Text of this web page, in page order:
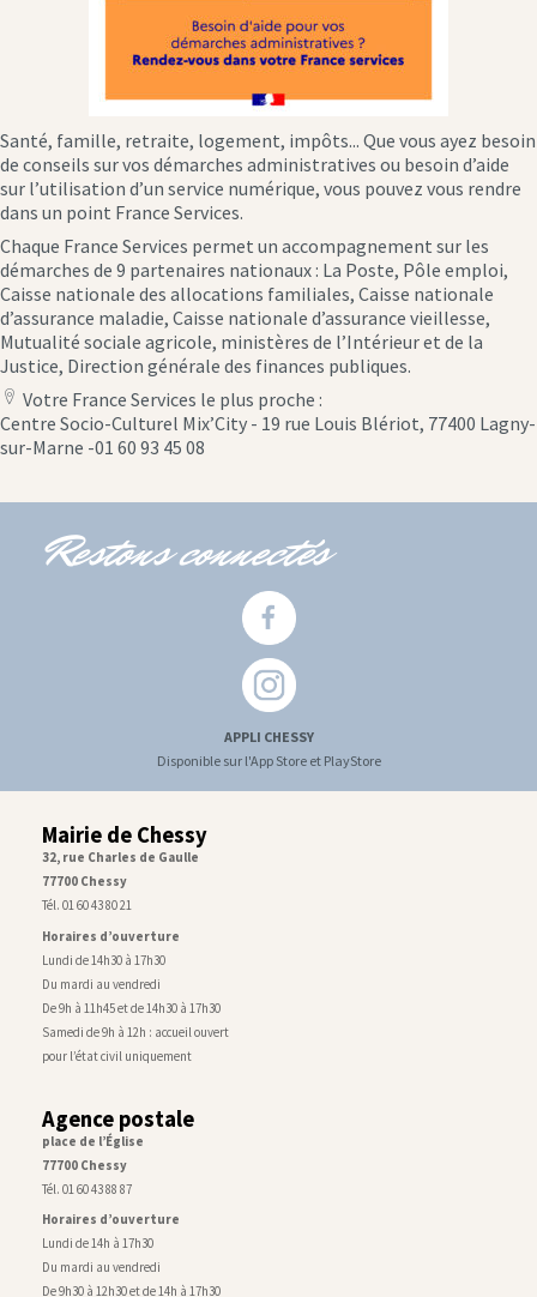
Santé, famille, retraite, logement, impôts... Que vous ayez besoin
de conseils sur vos démarches administratives ou besoin d’aide
sur l’utilisation d’un service numérique, vous pouvez vous rendre
dans un point France Services.
Chaque France Services permet un accompagnement sur les
démarches de 9 partenaires nationaux : La Poste, Pôle emploi,
Caisse nationale des allocations familiales, Caisse nationale
d’assurance maladie, Caisse nationale d’assurance vieillesse,
Mutualité sociale agricole, ministères de l’Intérieur et de la
Justice, Direction générale des finances publiques.
location
icon
Votre France Services le plus proche :
Centre Socio-Culturel Mix’City - 19 rue Louis Blériot, 77400 Lagny-
sur-Marne -01 60 93 45 08
Restons connectés
APPLI CHESSY
Disponible sur l'App Store et PlayStore
Mairie de Chessy
32, rue Charles de Gaulle
77700 Chessy
Tél. 01 60 43 80 21
Horaires d’ouverture
Lundi de 14h30 à 17h30
Du mardi au vendredi
De 9h à 11h45 et de 14h30 à 17h30
Samedi de 9h à 12h : accueil ouvert
pour l’état civil uniquement
Agence postale
place de l’Église
77700 Chessy
Tél. 01 60 43 88 87
Horaires d’ouverture
Lundi de 14h à 17h30
Du mardi au vendredi
De 9h30 à 12h30 et de 14h à 17h30